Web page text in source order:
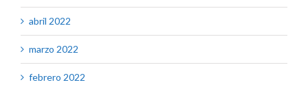
abril 2022
marzo 2022
febrero 2022